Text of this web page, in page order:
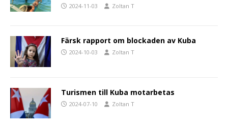
2024-11-03 Zoltan T
Färsk rapport om blockaden av Kuba
2024-10-03 Zoltan T
Turismen till Kuba motarbetas
2024-07-10 Zoltan T